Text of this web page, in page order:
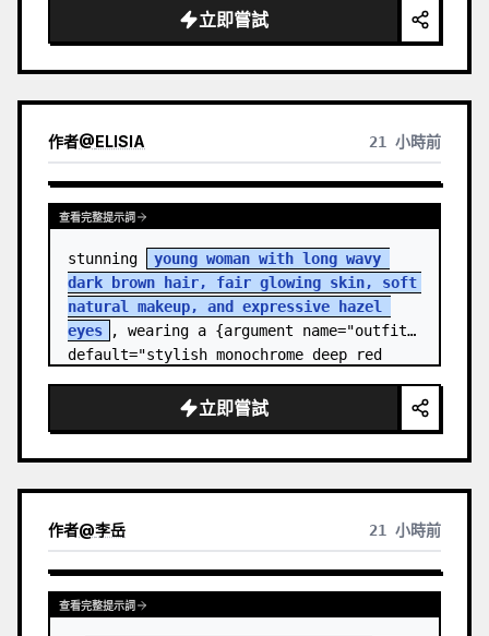
立即嘗試
作者@ELISIA 21 小時前
查看完整提示詞
stunning
young woman with long wavy
dark brown hair, fair glowing skin, soft
natural makeup, and expressive hazel
eyes
, wearing a {argument name="outfit"
default="stylish monochrome deep red
立即嘗試
作者@李岳 21 小時前
查看完整提示詞